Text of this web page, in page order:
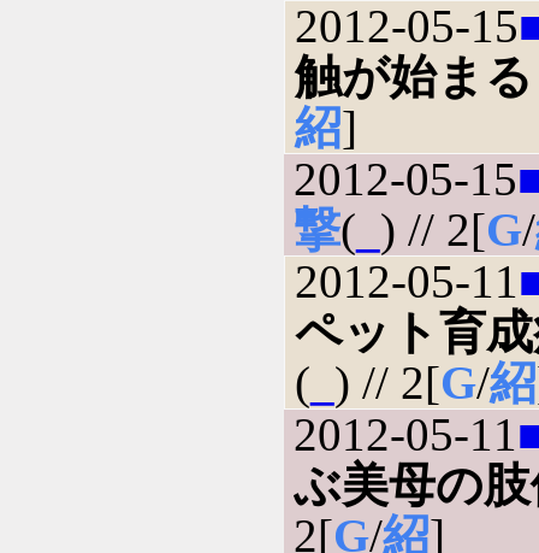
2012-05-15
触が始ま
紹]
2012-05-15
撃( ) // 2[G/
2012-05-11
ペット育
( ) // 2[G/紹
2012-05-11
ぶ美母の
2[G/紹]